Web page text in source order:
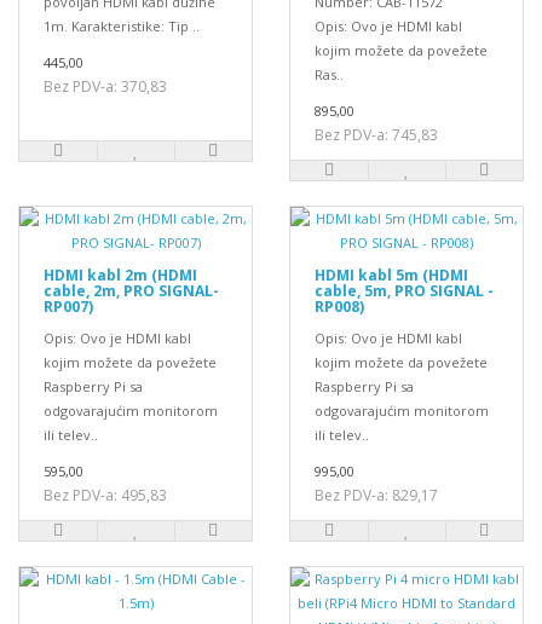
1m. Karakteristike: Tip ..
445,00
Bez PDV-a: 370,83
Opis: Ovo je HDMI kabl
kojim možete da povežete
Ras..
895,00
Bez PDV-a: 745,83
HDMI kabl 2m (HDMI
cable, 2m, PRO SIGNAL-
RP007)
Opis: Ovo je HDMI kabl
kojim možete da povežete
Raspberry Pi sa
odgovarajućim monitorom
ili telev..
595,00
Bez PDV-a: 495,83
HDMI kabl 5m (HDMI
cable, 5m, PRO SIGNAL -
RP008)
Opis: Ovo je HDMI kabl
kojim možete da povežete
Raspberry Pi sa
odgovarajućim monitorom
ili telev..
995,00
Bez PDV-a: 829,17